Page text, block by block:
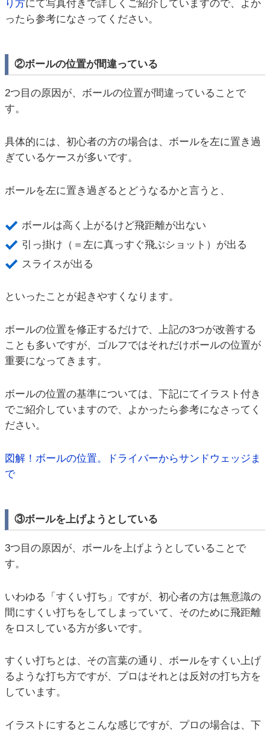
り方にて写真付きで詳しくご紹介していますので、よか
ったら参考になさってください。
②ボールの位置が間違っている
2つ目の原因が、ボールの位置が間違っていることで
す。
具体的には、初心者の方の場合は、ボールを左に置き過
ぎているケースが多いです。
ボールを左に置き過ぎるとどうなるかと言うと、
ボールは高く上がるけど飛距離が出ない
引っ掛け（＝左に真っすぐ飛ぶショット）が出る
スライスが出る
といったことが起きやすくなります。
ボールの位置を修正するだけで、上記の3つが改善する
ことも多いですが、ゴルフではそれだけボールの位置が
重要になってきます。
ボールの位置の基準については、下記にてイラスト付き
でご紹介していますので、よかったら参考になさってく
ださい。
図解！ボールの位置。ドライバーからサンドウェッジま
で
③ボールを上げようとしている
3つ目の原因が、ボールを上げようとしていることで
す。
いわゆる「すくい打ち」ですが、初心者の方は無意識の
間にすくい打ちをしてしまっていて、そのために飛距離
をロスしている方が多いです。
すくい打ちとは、その言葉の通り、ボールをすくい上げ
るような打ち方ですが、プロはそれとは反対の打ち方を
しています。
イラストにするとこんな感じですが、プロの場合は、下